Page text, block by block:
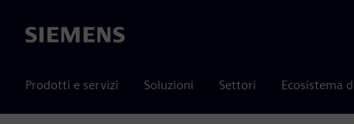
Siemens
Prodotti e servizi Soluzioni Settori Ecosistema